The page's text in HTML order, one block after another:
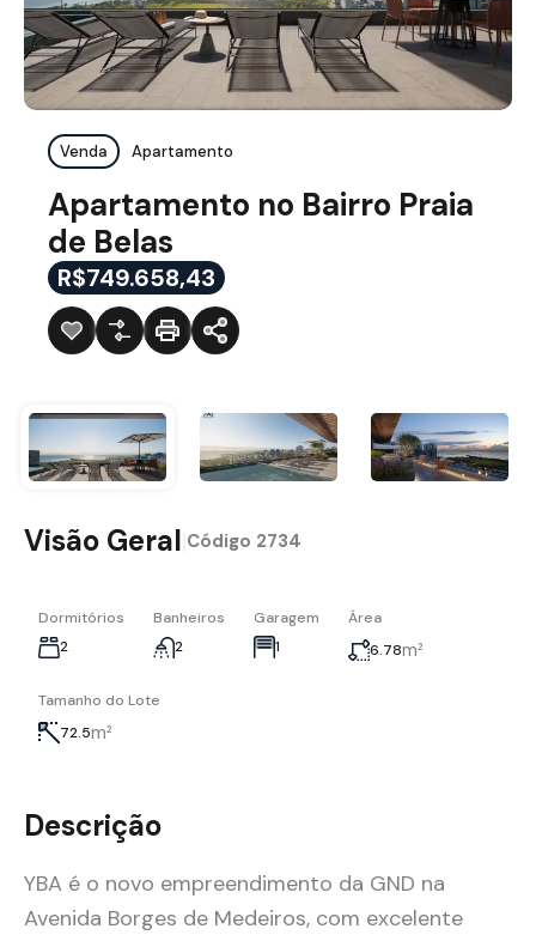
Venda Apartamento
Apartamento no Bairro Praia
de Belas
R$749.658,43
Visão Geral Código 2734
Dormitórios
2
Banheiros
2
Garagem
1
Área
6.78m²
Tamanho do Lote
72.5m²
Descrição
YBA é o novo empreendimento da GND na
Avenida Borges de Medeiros, com excelente